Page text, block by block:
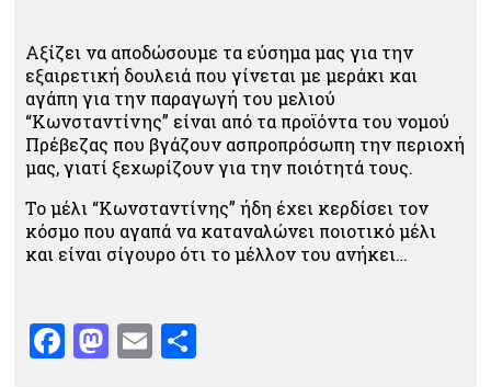
Αξίζει να αποδώσουμε τα εύσημα μας για την
εξαιρετική δουλειά που γίνεται με μεράκι και
αγάπη για την παραγωγή του μελιού
“Κωνσταντίνης” είναι από τα προϊόντα του νομού
Πρέβεζας που βγάζουν ασπροπρόσωπη την περιοχή
μας, γιατί ξεχωρίζουν για την ποιότητά τους.
Το μέλι “Κωνσταντίνης” ήδη έχει κερδίσει τον
κόσμο που αγαπά να καταναλώνει ποιοτικό μέλι
και είναι σίγουρο ότι το μέλλον του ανήκει…
Facebook
Mastodon
Email